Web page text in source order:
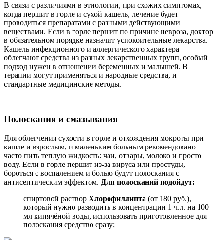
В связи с различиями в этиологии, при схожих симптомах,
когда першит в горле и сухой кашель, лечение будет
проводиться препаратами с разными действующими
веществами. Если в горле першит по причине невроза, доктор
в обязательном порядке назначит успокоительные лекарства.
Кашель инфекционного и аллергического характера
облегчают средства из разных лекарственных групп, особый
подход нужен в отношении беременных и малышей. В
терапии могут применяться и народные средства, и
стандартные медицинские методы.
Полоскания и смазывания
Для облегчения сухости в горле и отхождения мокроты при
кашле и взрослым, и маленьким больным рекомендовано
часто пить теплую жидкость: чаи, отвары, молоко и просто
воду. Если в горле першит из-за вируса или простуды,
бороться с воспалением и болью будут полоскания с
антисептическим эффектом. Для полосканий подойдут:
спиртовой раствор Хлорофиллипта (от 180 руб.),
который нужно разводить в концентрации 1 ч.л. на 100
мл кипячёной воды, использовать приготовленное для
полоскания средство сразу;